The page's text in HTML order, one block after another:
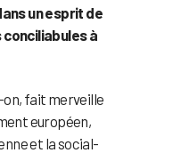
un esprit de
à
on, fait merveille
européen,
et la social-